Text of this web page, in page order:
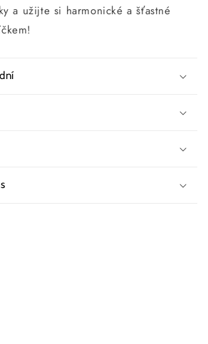
a užijte si harmonické a šťastné